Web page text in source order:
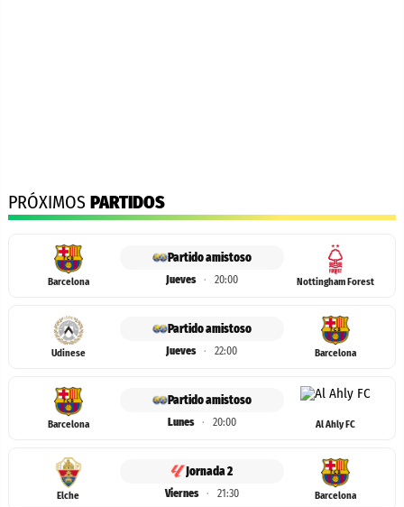
PRÓXIMOS PARTIDOS
Barcelona
Partido amistoso
Jueves · 20:00 Nottingham Forest
Udinese
Partido amistoso
Jueves · 22:00 Barcelona
Barcelona
Partido amistoso
Lunes · 20:00 Al Ahly FC
Elche
Jornada 2
Viernes · 21:30 Barcelona